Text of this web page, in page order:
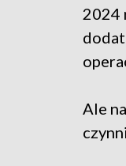
2024
Ale